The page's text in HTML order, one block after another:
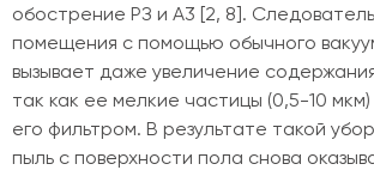
обострение РЗ и A3 [2, 8].
помещения с помощью обычного
вызывает даже увеличение
так как ее мелкие частицы (0,5-10
его фильтром. В результате такой
пыль с поверхности пола снова